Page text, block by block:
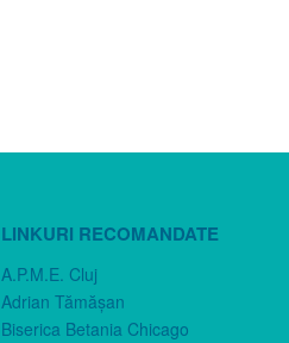
LINKURI RECOMANDATE
A.P.M.E. Cluj
Adrian Tămăşan
Biserica Betania Chicago